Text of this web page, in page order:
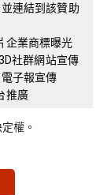
並連結到該贊助
企業商標曝光
社群網站宣傳
子報宣傳
推廣
權。